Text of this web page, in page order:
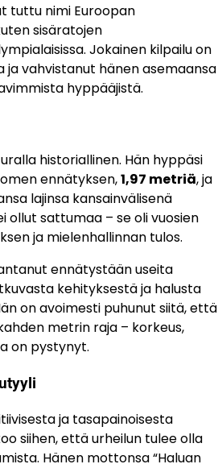
tuttu nimi Euroopan
sisäratojen
Jokainen kilpailu on
ja vahvistanut hänen asemaansa
hyppääjistä.
historiallinen. Hän hyppäsi
ennätyksen,1,97 metriä, ja
lajinsa kansainvälisenä
ollut sattumaa – se oli vuosien
ja mielenhallinnan tulos.
ennätystään useita
kehityksestä ja halusta
on avoimesti puhunut siitä, että
metrin raja – korkeus,
on pystynyt.
ja tasapainoisesta
siihen, että urheilun tulee olla
Hänen mottonsa “Haluan